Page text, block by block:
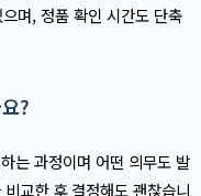
며, 정품 확인 시간도 단축
?
는 과정이며 어떤 의무도 발
교한 후 결정해도 괜찮습니